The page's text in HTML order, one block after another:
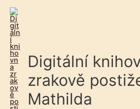
Digitální
zrakově
Mathilda